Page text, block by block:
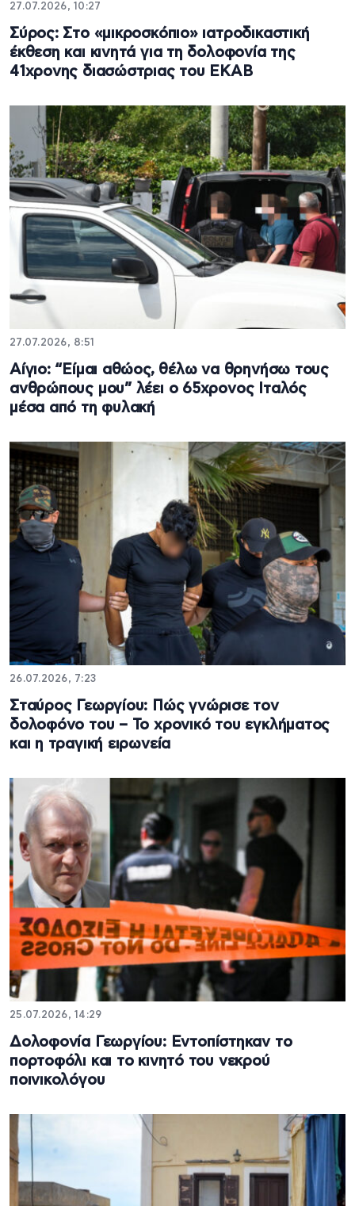
27.07.2026, 10:27
Σύρος: Στο «μικροσκόπιο» ιατροδικαστική
έκθεση και κινητά για τη δολοφονία της
41χρονης διασώστριας του ΕΚΑΒ
27.07.2026, 8:51
Αίγιο: “Είμαι αθώος, θέλω να θρηνήσω τους
ανθρώπους μου” λέει ο 65χρονος Ιταλός
μέσα από τη φυλακή
26.07.2026, 7:23
Σταύρος Γεωργίου: Πώς γνώρισε τον
δολοφόνο του – Το χρονικό του εγκλήματος
και η τραγική ειρωνεία
25.07.2026, 14:29
Δολοφονία Γεωργίου: Εντοπίστηκαν το
πορτοφόλι και το κινητό του νεκρού
ποινικολόγου